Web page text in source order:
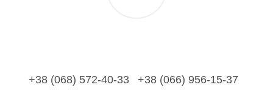
+38 (068) 572-40-33 +38 (066) 956-15-37